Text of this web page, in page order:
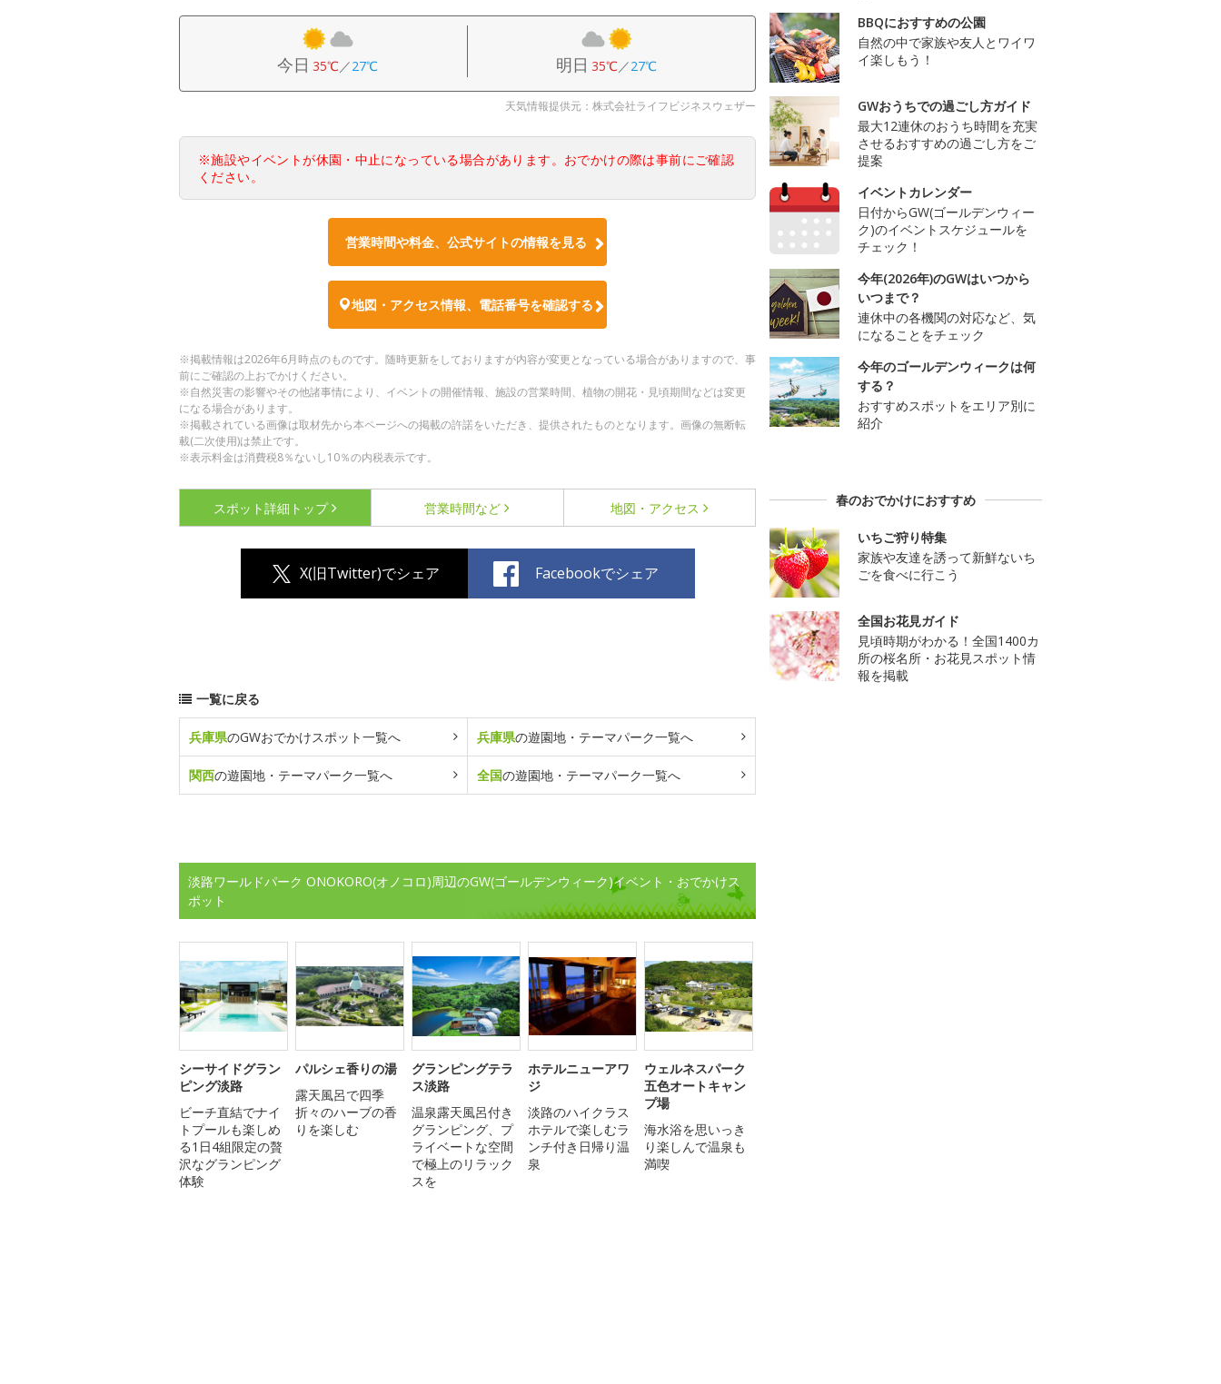
今日 35℃／27℃ 明日 35℃／27℃
天気情報提供元：株式会社ライフビジネスウェザー
※施設やイベントが休園・中止になっている場合があります。おでかけの際は事前にご確認
ください。
営業時間や料金、公式サイトの情報を見る
地図・アクセス情報、電話番号を確認する
※掲載情報は2026年6月時点のものです。随時更新をしておりますが内容が変更となっている場合がありますので、事
前にご確認の上おでかけください。
※自然災害の影響やその他諸事情により、イベントの開催情報、施設の営業時間、植物の開花・見頃期間などは変更
になる場合があります。
※掲載されている画像は取材先から本ページへの掲載の許諾をいただき、提供されたものとなります。画像の無断転
載(二次使用)は禁止です。
※表示料金は消費税8％ないし10％の内税表示です。
スポット詳細 トップ 営業時間など 地図・アクセス
X(旧Twitter)でシェア Facebookでシェア
一覧に戻る
兵庫県のGWおでかけスポット一覧へ 兵庫県の遊園地・テーマパーク一覧へ
関西の遊園地・テーマパーク一覧へ 全国の遊園地・テーマパーク一覧へ
淡路ワールドパーク ONOKORO(オノコロ)周辺のGW(ゴールデンウィーク)イベント・おでかけス
ポット
シーサイドグラン
ピング淡路
ビーチ直結でナイ
トプールも楽しめ
る1日4組限定の贅
沢なグランピング
体験
パルシェ香りの湯
露天風呂で四季
折々のハーブの香
りを楽しむ
グランピングテラ
ス淡路
温泉露天風呂付き
グランピング、プ
ライベートな空間
で極上のリラック
スを
ホテルニューアワ
ジ
淡路のハイクラス
ホテルで楽しむラ
ンチ付き日帰り温
泉
ウェルネスパーク
五色オートキャン
プ場
海水浴を思いっき
り楽しんで温泉も
満喫
BBQにおすすめの公園
自然の中で家族や友人とワイワ
イ楽しもう！
GWおうちでの過ごし方ガイド
最大12連休のおうち時間を充実
させるおすすめの過ごし方をご
提案
イベントカレンダー
日付からGW(ゴールデンウィー
ク)のイベントスケジュールを
チェック！
今年(2026年)のGWはいつから
いつまで？
連休中の各機関の対応など、気
になることをチェック
今年のゴールデンウィークは何
する？
おすすめスポットをエリア別に
紹介
春のおでかけにおすすめ
いちご狩り特集
家族や友達を誘って新鮮ないち
ごを食べに行こう
全国お花見ガイド
見頃時期がわかる！全国1400カ
所の桜名所・お花見スポット情
報を掲載